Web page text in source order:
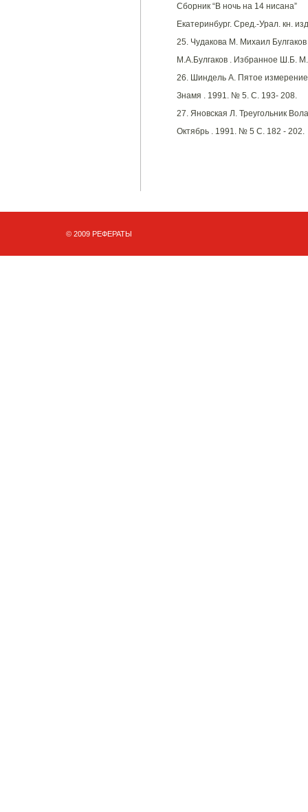
Сборник “В ночь на 14 нисана”
Екатеринбург. Сред.-Урал. кн.
25. Чудакова М. Михаил
М.А.Булгаков . Избранное Ш.Б.
26. Шиндель А. Пятое
Знамя . 1991. № 5. С. 193- 208.
27. Яновская Л. Треугольник
Октябрь . 1991. № 5 С. 182 - 202.
© 2009 РЕФЕРАТЫ